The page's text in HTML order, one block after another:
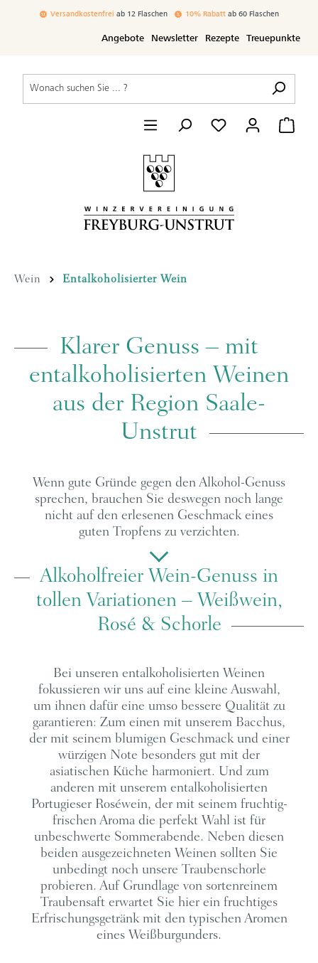
springen
Versandkostenfrei ab 12 Flaschen 10% Rabattab 60 Flaschen
Angebote Newsletter Rezepte Treuepunkte
Wein Entalkoholisierter Wein
Klarer Genuss – mit
entalkoholisierten Weinen
aus der Region Saale-
Unstrut
Wenn gute Gründe gegen den Alkohol-Genuss
sprechen, brauchen Sie deswegen noch lange
nicht auf den erlesenen Geschmack eines
guten Tropfens zu verzichten.
Alkoholfreier Wein-Genuss in
tollen Variationen – Weißwein,
Rosé & Schorle
Bei unseren entalkoholisierten Weinen
fokussieren wir uns auf eine kleine Auswahl,
um ihnen dafür eine umso bessere Qualität zu
garantieren: Zum einen mit unserem Bacchus,
der mit seinem blumigen Geschmack und einer
würzigen Note besonders gut mit der
asiatischen Küche harmoniert. Und zum
anderen mit unserem entalkoholisierten
Portugieser Roséwein, der mit seinem fruchtig-
frischen Aroma die perfekt Wahl ist für
unbeschwerte Sommerabende. Neben diesen
beiden ausgezeichneten Weinen sollten Sie
unbedingt noch unsere Traubenschorle
probieren. Auf Grundlage von sortenreinem
Traubensaft erwartet Sie hier ein fruchtiges
Erfrischungsgetränk mit den typischen Aromen
eines Weißburgunders.